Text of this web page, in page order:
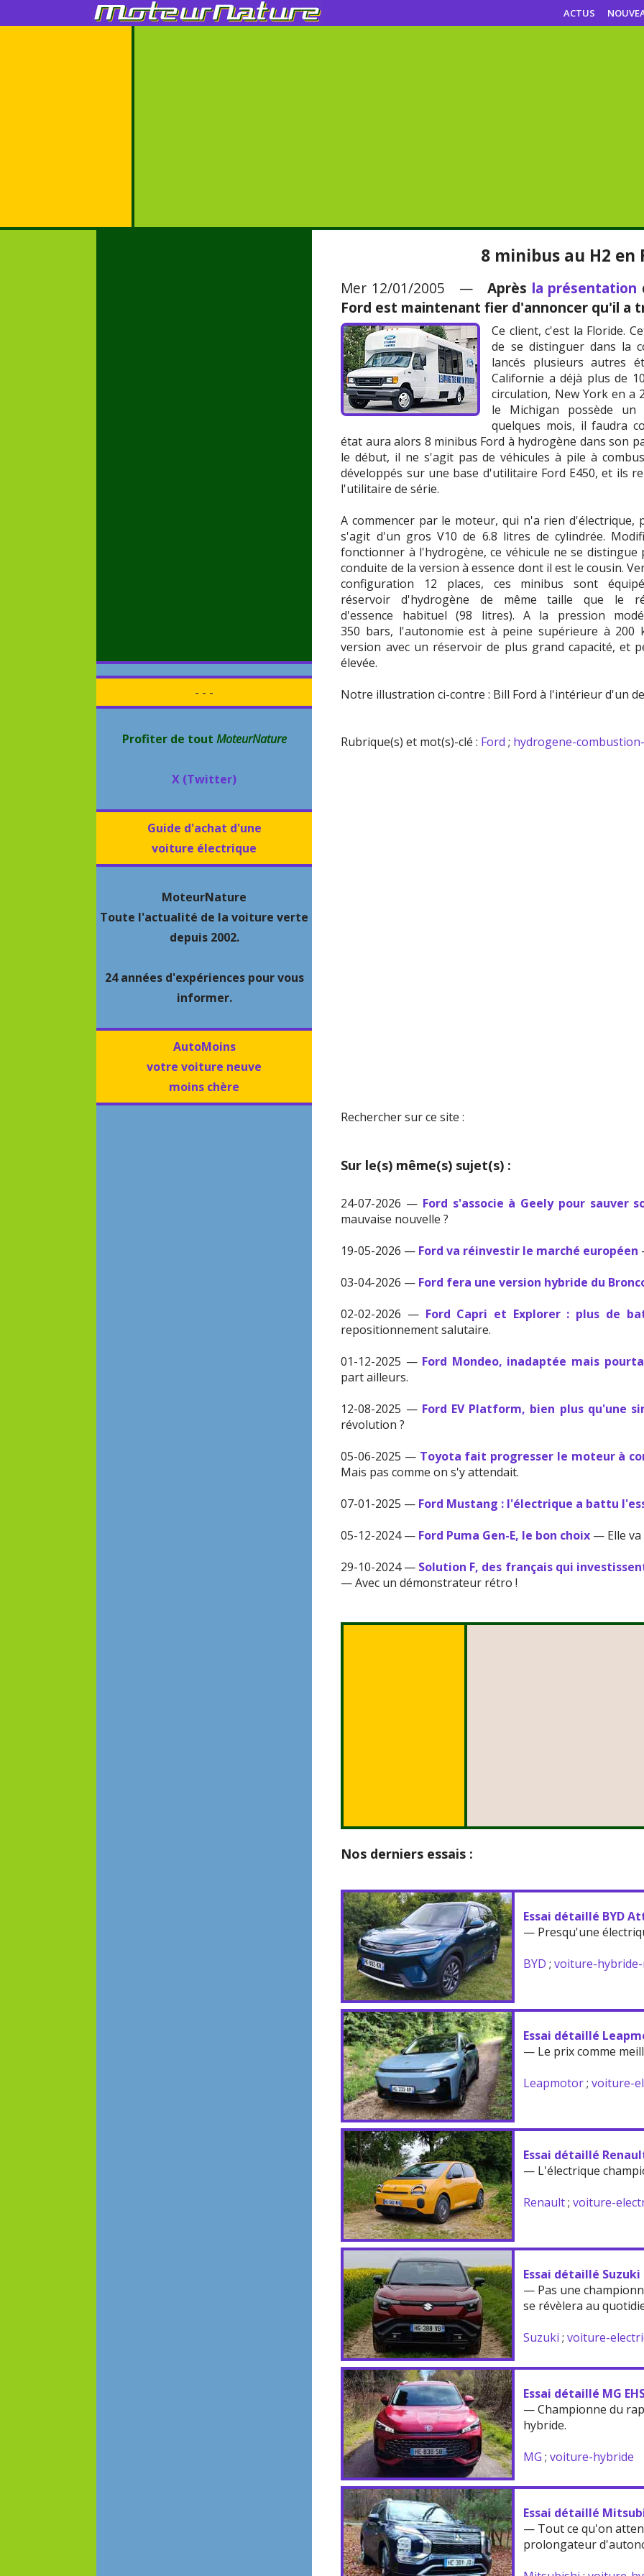
ACTUS
- - -
Profiter de tout MoteurNature
X (Twitter)
Guide d'achat d'une
voiture électrique
MoteurNature
Toute l'actualité de la voiture verte
depuis 2002.
24 années d'expériences pour vous
informer.
AutoMoins
votre voiture neuve
moins chère
8 minibus au H2 en
Mer 12/01/2005 — Après la présentation
Ford est maintenant fier d'annoncer qu'il a
Ce client, c'est la Floride.
de se distinguer dans la
lancés plusieurs autres
Californie a déjà plus de
circulation, New York en a
le Michigan possède un
quelques mois, il faudra
état aura alors 8 minibus Ford à hydrogène dans son
le début, il ne s'agit pas de véhicules à pile à
développés sur une base d'utilitaire Ford E450, et ils
l'utilitaire de série.
A commencer par le moteur, qui n'a rien d'électrique,
s'agit d'un gros V10 de 6.8 litres de cylindrée.
fonctionner à l'hydrogène, ce véhicule ne se distingue
conduite de la version à essence dont il est le cousin.
configuration 12 places, ces minibus sont
réservoir d'hydrogène de même taille que le
d'essence habituel (98 litres). A la pression
350 bars, l'autonomie est à peine supérieure à 200
version avec un réservoir de plus grand capacité, et
élevée.
Notre illustration ci-contre : Bill Ford à l'intérieur d'un
Rubrique(s) et mot(s)-clé : Ford ; hydrogene-
Rechercher sur ce site :
Sur le(s) même(s) sujet(s) :
24-07-2026 — Ford s'associe à Geely pour sauver
mauvaise nouvelle ?
19-05-2026 — Ford va réinvestir le marché européen
03-04-2026 — Ford fera une version hybride du
02-02-2026 — Ford Capri et Explorer : plus de
repositionnement salutaire.
01-12-2025 — Ford Mondeo, inadaptée mais
part ailleurs.
12-08-2025 — Ford EV Platform, bien plus qu'une
révolution ?
05-06-2025 — Toyota fait progresser le moteur à
Mais pas comme on s'y attendait.
07-01-2025 — Ford Mustang : l'électrique a battu
05-12-2024 — Ford Puma Gen-E, le bon choix — Elle va
29-10-2024 — Solution F, des français qui
— Avec un démonstrateur rétro !
Nos derniers essais :
Essai détaillé BYD
— Presqu'une
BYD ;voiture-
Essai détaillé
— Le prix comme
Leapmotor;voiture-
Essai détaillé
— L'électrique
Renault;voiture-
Essai détaillé
— Pas une
se révèlera au
Suzuki ;voiture-
Essai détaillé MG
— Championne du
hybride.
MG ;voiture-hybride
Essai détaillé
— Tout ce qu'on
prolongateur